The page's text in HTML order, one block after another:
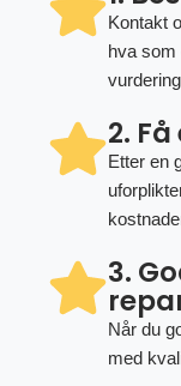
Kontakt
hva som
2.
Etter en
3.
Når du
med